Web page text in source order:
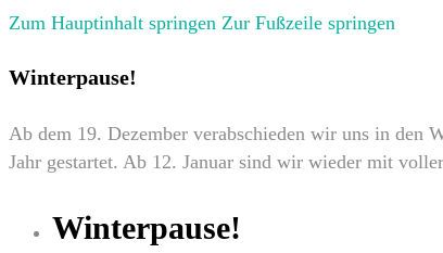
Zum Hauptinhalt springen Zur Fußzeile springen
Winterpause!
Ab dem 19. Dezember verabschieden wir uns in den
Jahr gestartet. Ab 12. Januar sind wir wieder mit
Winterpause!